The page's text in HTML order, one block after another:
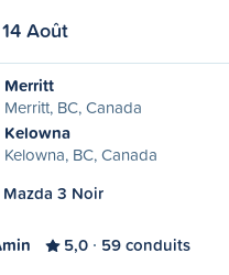
Août
Merritt
Merritt, BC, Canada
Kelowna
Kelowna, BC, Canada
Mazda 3 Noir
5,0 59 conduits